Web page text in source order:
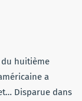
du huitième
a
Disparue dans